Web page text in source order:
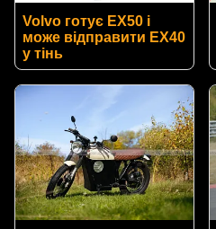
Volvo готує EX50 і
може відправити EX40
у тінь